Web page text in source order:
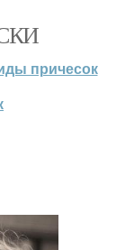
причесок